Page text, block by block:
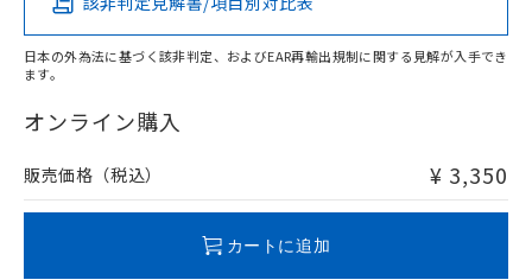
O
在庫等で未対応品が混在する可能性があります。
問い合わせください。
日本の外為法に基づく該非判定、およびEAR再輸出規制に関する見解が入手でき
ます。
オンライン購入
販売価格（税込） ¥ 3,350
カートに追加